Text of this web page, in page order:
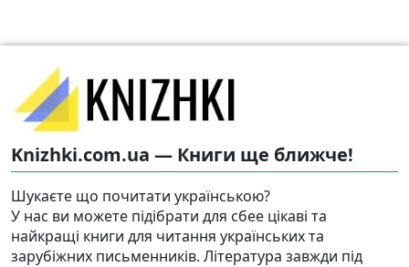
Knizhki.com.ua — Книги ще ближче!
Шукаєте що почитати українською?
У нас ви можете підібрати для сбее цікаві та
найкращі книги для читання українських та
зарубіжних письменників. Література завжди під